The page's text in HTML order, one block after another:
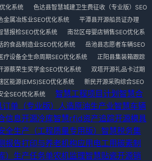
化系统
色达县智慧城建卫生费征收（专业版）SEO
金属冶炼业SEO优化系统
平潭县开源船员证办理
慧报检SEO优化系统
南岔区母婴店销售SEO优化系
的食品制造业SEO优化系统
岳池县志愿者车辆SEO
疗设备全生命周期SEO优化系统
正阳县集装箱跟踪
源蔡荣生奖学金SEO优化系统
双塔开源礼品卡过期
区能源(EMS)SEO优化系统
新民开源采购综合SEO
全SEO优化系统 智慧工程项目计划 智慧合
单（专业版） 人造原油生产业智慧车辆
信息开源冷库智慧rfid资产追踪开源模具
全生产（工程质量专用版） 智慧税务集
报告打印与养老机构应用 电工用碳素制
生产任务单农机监理智慧贴瓷开源销